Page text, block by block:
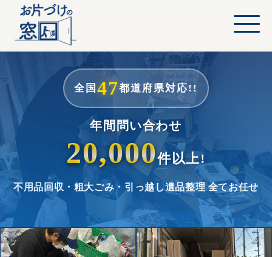
全国 47都道府県対応!!
年間問い合わせ
20,000件以上!
不用品回収・粗大ごみ・引っ越し遺品整理 全てお任せ